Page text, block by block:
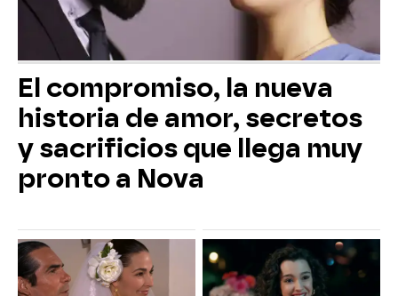
El compromiso, la nueva
historia de amor, secretos
y sacrificios que llega muy
pronto a Nova